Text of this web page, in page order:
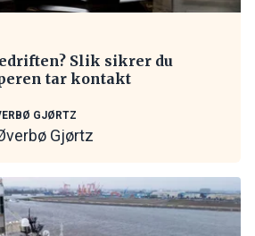
Slik sikrer du
tar kontakt
GJØRTZ
Gjørtz